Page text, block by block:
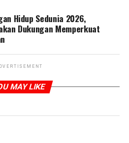
Hidup Sedunia 2026,
Dukungan Memperkuat
MAY LIKE